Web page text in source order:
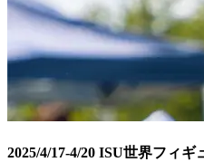
2025/4/17-4/20 ISU世界フィ